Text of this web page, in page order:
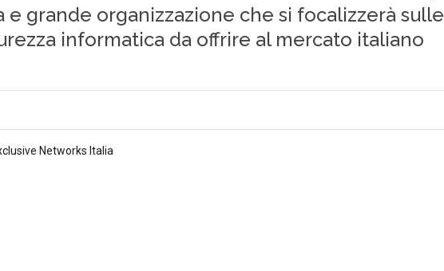
e grande organizzazione che si focalizzerà sulle
informatica da offrire al mercato italiano